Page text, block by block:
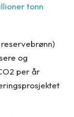
tonn
og
per år